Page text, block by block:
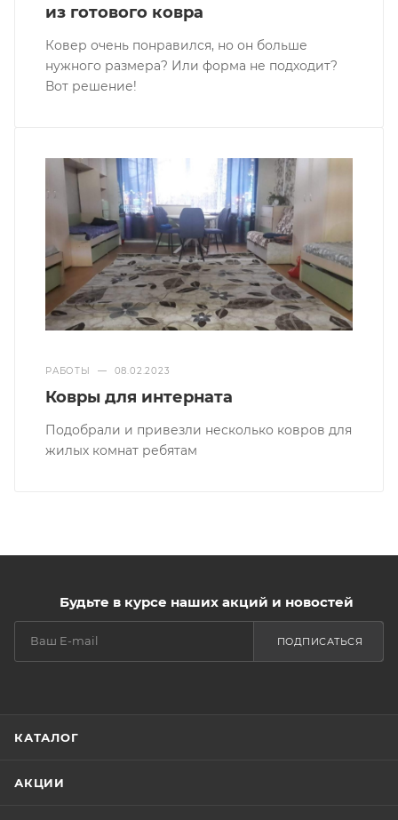
из готового ковра
Ковер очень понравился, но он больше
нужного размера? Или форма не подходит?
Вот решение!
РАБОТЫ — 08.02.2023
Ковры для интерната
Подобрали и привезли несколько ковров для
жилых комнат ребятам
Будьте в курсе наших акций и новостей
ПОДПИСАТЬСЯ
КАТАЛОГ
АКЦИИ